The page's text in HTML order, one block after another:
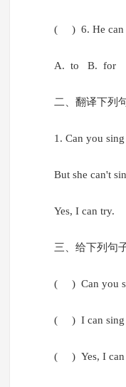
( ) 6. He can
A. to B. for
二、翻译下列
1. Can you
But she can't
Yes, I can try.
三、给下列句
( ) Can you
( ) I can sing
( ) Yes, I can